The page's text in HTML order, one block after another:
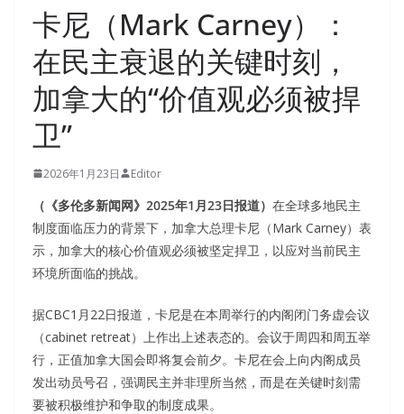
卡尼（Mark Carney）：
在民主衰退的关键时刻，
加拿大的“价值观必须被捍
卫”
2026年1月23日 Editor
（《多伦多新闻网》2025年1月23日报道） 在全球多地民主
制度面临压力的背景下，加拿大总理卡尼（Mark Carney）表
示，加拿大的核心价值观必须被坚定捍卫，以应对当前民主
环境所面临的挑战。
据CBC1月22日报道，卡尼是在本周举行的内阁闭门务虚会议
（cabinet retreat）上作出上述表态的。会议于周四和周五举
行，正值加拿大国会即将复会前夕。卡尼在会上向内阁成员
发出动员号召，强调民主并非理所当然，而是在关键时刻需
要被积极维护和争取的制度成果。